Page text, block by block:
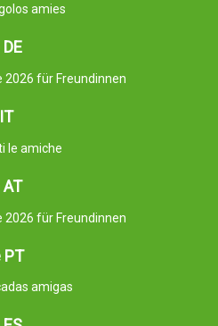
amies
2026 für Freundinnen
le amiche
2026 für Freundinnen
PT
amigas